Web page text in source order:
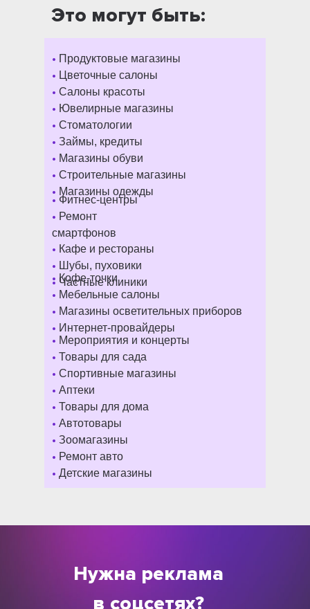
• Продуктовые магазины
• Цветочные салоны
• Салоны красоты
• Ювелирные магазины
• Стоматологии
• Займы, кредиты
• Магазины обуви
• Строительные магазины
• Магазины одежды
• Кофе-точки
• Мебельные салоны
• Магазины осветительных приборов
• Интернет-провайдеры
• Мероприятия и концерты
• Товары для сада
• Спортивные магазины
• Аптеки
• Товары для дома
• Автотовары
• Зоомагазины
• Ремонт авто
• Детские магазины
Это могут быть:
• Фитнес-центры
• Ремонт
смартфонов
• Кафе и рестораны
• Шубы, пуховики
• Частные клиники
Нужна реклама
в соцсетях?